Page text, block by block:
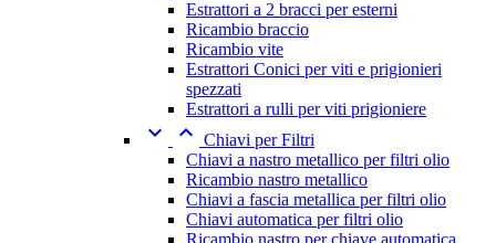
Estrattori a 2 bracci per esterni
Ricambio braccio
Ricambio vite
Estrattori Conici per viti e prigionieri
spezzati
Estrattori a rulli per viti prigioniere
  Chiavi per Filtri
Chiavi a nastro metallico per filtri olio
Ricambio nastro metallico
Chiavi a fascia metallica per filtri olio
Chiavi automatica per filtri olio
Ricambio nastro per chiave automatica